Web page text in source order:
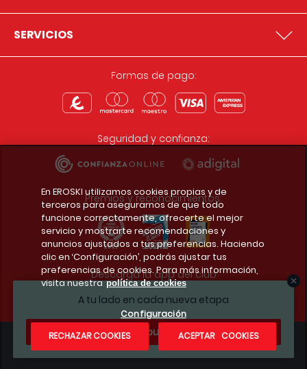
A tu lado en cada nueva etapa
¿Te apuntas?
SERVICIOS
Formas de pago:
Seguridad y confianza:
Premios y reconocimientos:
Descarga la app del club
Condiciones legales
En EROSKI utilizamos cookies propias y de
terceros para asegurarnos de que todo
funcione correctamente, ofrecerte el mejor
servicio y mostrarte recomendaciones y
anuncios ajustados a tus preferencias. Haciendo
clic en ‘Configuración’, podrás ajustar tus
preferencias de cookies. Para más información,
visita nuestra política de cookies
Configuración
RECHAZAR COOKIES
ACEPTAR COOKIES